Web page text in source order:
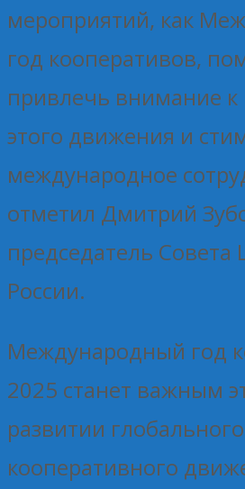
мероприятий, как
год кооперативов,
привлечь внимание к
этого движения и
международное
отметил Дмитрий
председатель Совета
России.
Международный год
2025 станет важным
развитии глобального
кооперативного